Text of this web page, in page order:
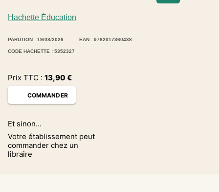
Hachette Éducation
PARUTION : 19/08/2026 EAN : 9782017360438
CODE HACHETTE : 5352327
Prix TTC : 13,90 €
COMMANDER
Et sinon...
Votre établissement peut
commander chez un
libraire